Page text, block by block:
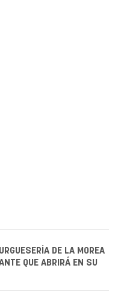
DE LA MOREA
QUE ABRIRÁ EN SU